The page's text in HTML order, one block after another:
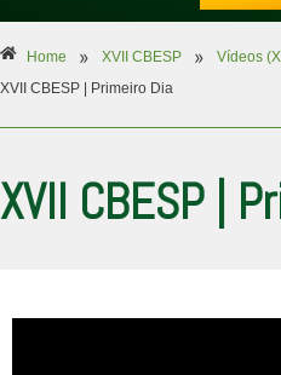
Home » XVII CBESP » Vídeos
XVII CBESP | Primeiro Dia
XVII CBESP |